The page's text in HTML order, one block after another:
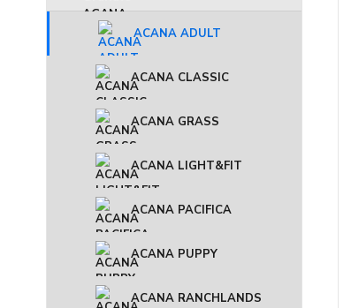
ACANA ADULT
ACANA CLASSIC
ACANA GRASS
ACANA LIGHT&FIT
ACANA PACIFICA
ACANA PUPPY
ACANA RANCHLANDS